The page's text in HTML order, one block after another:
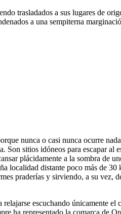
trasladados a sus lugares de
a una sempiterna
nunca o casi nunca ocurre
Son sitios idóneos para escapar al
plácidamente a la sombra de
localidad distante poco más de
praderías y sirviendo, a su vez,
escuchando únicamente el
ha representado la comarca de